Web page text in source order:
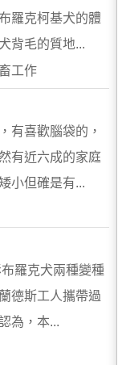
羅克柯基犬的體
背毛的質地...
工作
有喜歡腦袋的，
有近六成的家庭
小但確是有...
羅克犬兩種變種
德斯工人攜帶過
為，本...